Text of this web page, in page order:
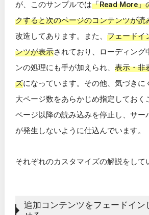
が、このサンプルでは「Read More」
クすると次のページのコンテンツが読
改造してあります。また、フェードイ
ンツが表示されており、ローディング
ンの処理にも手が加えられ、表示・非
ズになっています。その他、気づきに
大ページ数をあらかじめ指定しておく
ページ以降の読み込みを停止し、サー
が発生しないように仕込んでいます。
それぞれのカスタマイズの解説をして
追加コンテンツをフェードイン